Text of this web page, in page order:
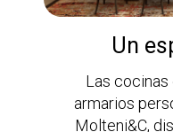
Un
Las cocinas
armarios
Molteni&C,